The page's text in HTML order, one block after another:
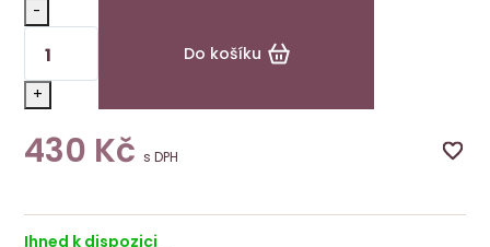
-
+
Do košíku
430 Kčs DPH
Ihned k dispozici